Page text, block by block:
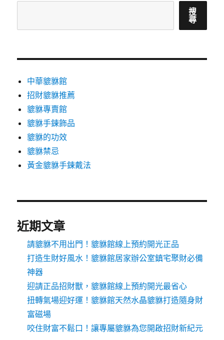
搜
尋
中華貔貅館
招財貔貅推薦
貔貅專賣館
貔貅手鍊飾品
貔貅的功效
貔貅禁忌
黃金貔貅手鍊戴法
近期文章
請貔貅不用出門！貔貅館線上預約開光正品
打造生財好風水！貔貅館居家辦公室鎮宅聚財必備
神器
迎請正品招財獸，貔貅館線上預約開光最省心
扭轉氣場迎好運！貔貅館天然水晶貔貅打造隨身財
富磁場
咬住財富不鬆口！讓專屬貔貅為您開啟招財新紀元